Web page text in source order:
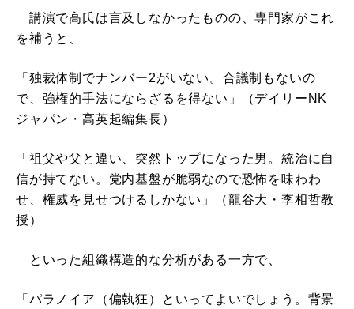
講演で高氏は言及しなかったものの、専門家がこれ
を補うと、
「独裁体制でナンバー2がいない。合議制もないの
で、強権的手法にならざるを得ない」（デイリーNK
ジャパン・高英起編集長）
「祖父や父と違い、突然トップになった男。統治に自
信が持てない。党内基盤が脆弱なので恐怖を味わわ
せ、権威を見せつけるしかない」（龍谷大・李相哲教
授）
といった組織構造的な分析がある一方で、
「パラノイア（偏執狂）といってよいでしょう。背景